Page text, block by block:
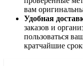
вам
Удобная
заказов и
пользоваться
кратчайшие